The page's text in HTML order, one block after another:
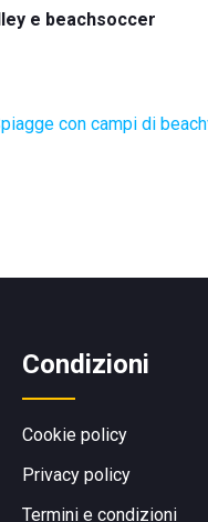
e beachsoccer
con campi di
Condizioni
Cookie policy
Privacy policy
Termini e condizioni